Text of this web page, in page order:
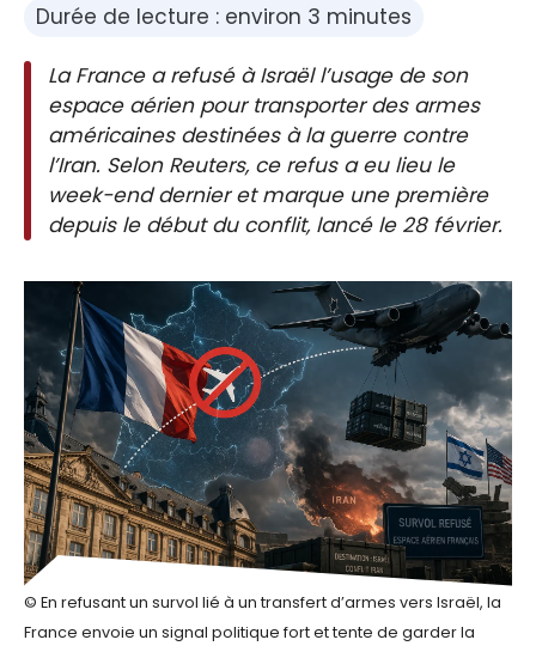
Durée de lecture : environ 3 minutes
La France a refusé à Israël l’usage de son
espace aérien pour transporter des armes
américaines destinées à la guerre contre
l’Iran. Selon Reuters, ce refus a eu lieu le
week-end dernier et marque une première
depuis le début du conflit, lancé le 28 février.
© En refusant un survol lié à un transfert d’armes vers Israël, la
France envoie un signal politique fort et tente de garder la